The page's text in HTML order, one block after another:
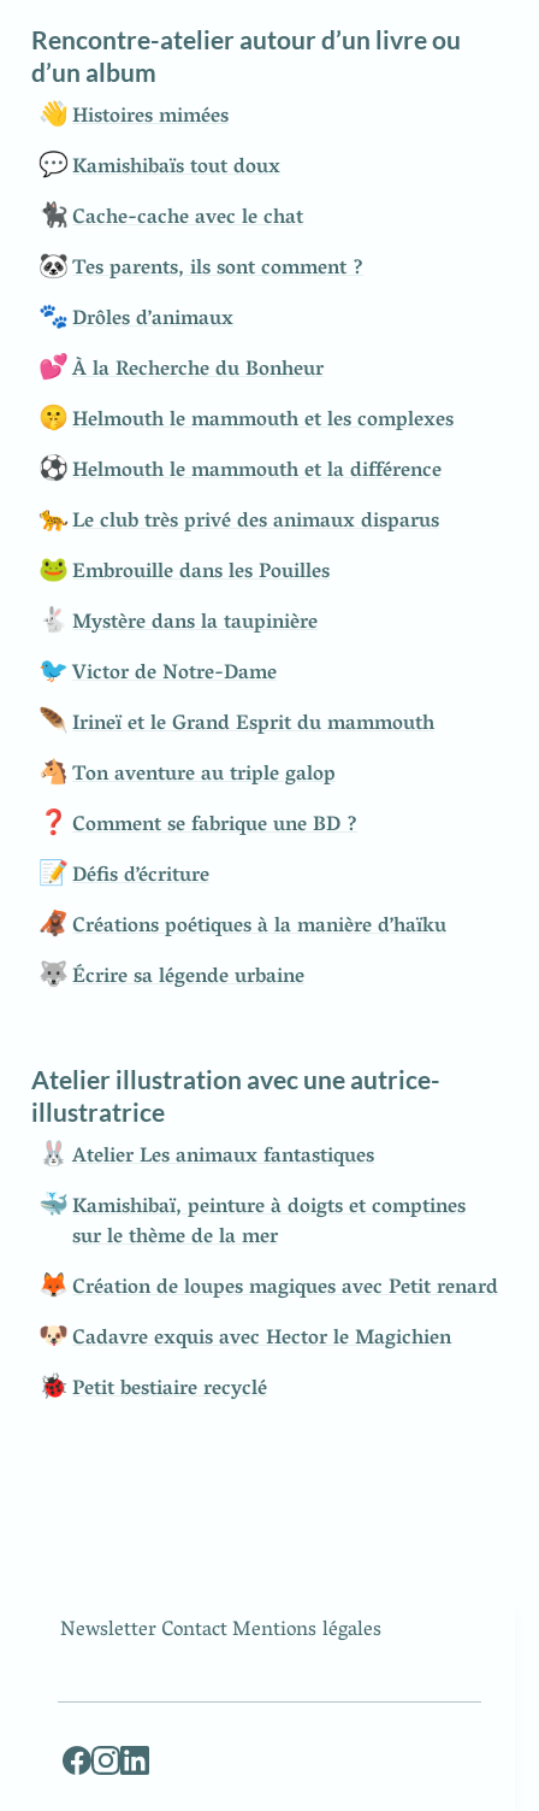
Rencontre-atelier autour d’un livre ou
d’un album
👋Histoires mimées
💬Kamishibaïs tout doux
🐈‍⬛Cache-cache avec le chat
🐼Tes parents, ils sont comment ?
🐾Drôles d’animaux
💕À la Recherche du Bonheur
🤫Helmouth le mammouth et les complexes
⚽Helmouth le mammouth et la différence
🐆Le club très privé des animaux disparus
🐸Embrouille dans les Pouilles
🐇 Mystère dans la taupinière
🐦Victor de Notre-Dame
🪶Irineï et le Grand Esprit du mammouth
🐴Ton aventure au triple galop
❓ Comment se fabrique une BD ?
📝Défis d’écriture
🦧Créations poétiques à la manière d’haïku
🐺Écrire sa légende urbaine
Atelier illustration avec une autrice-
illustratrice
🐰 Atelier Les animaux fantastiques
🐳Kamishibaï, peinture à doigts et comptines
sur le thème de la mer
🦊Création de loupes magiques avec Petit renard
🐶Cadavre exquis avec Hector le Magichien
🐞Petit bestiaire recyclé
NewsletterContactMentions légales